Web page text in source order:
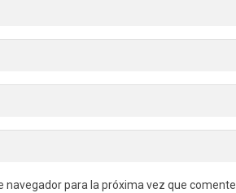
para la próxima vez que comente.